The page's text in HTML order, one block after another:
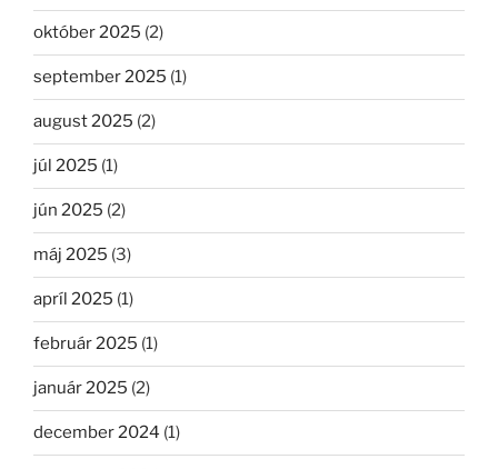
október 2025 (2)
september 2025 (1)
august 2025 (2)
júl 2025 (1)
jún 2025 (2)
máj 2025 (3)
apríl 2025 (1)
február 2025 (1)
január 2025 (2)
december 2024 (1)